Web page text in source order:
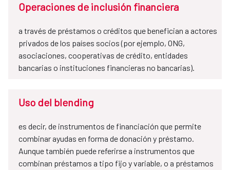
Operaciones de inclusión financiera
a través de préstamos o créditos que benefician a actores
privados de los países socios (por ejemplo, ONG,
asociaciones, cooperativas de crédito, entidades
bancarias o instituciones financieras no bancarias).
Uso del blending
es decir, de instrumentos de financiación que permite
combinar ayudas en forma de donación y préstamo.
Aunque también puede referirse a instrumentos que
combinan préstamos a tipo fijo y variable, o a préstamos